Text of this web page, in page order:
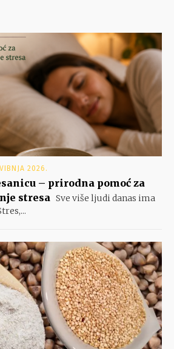
2026.
– prirodna pomoć za
stresa Sve više ljudi danas ima